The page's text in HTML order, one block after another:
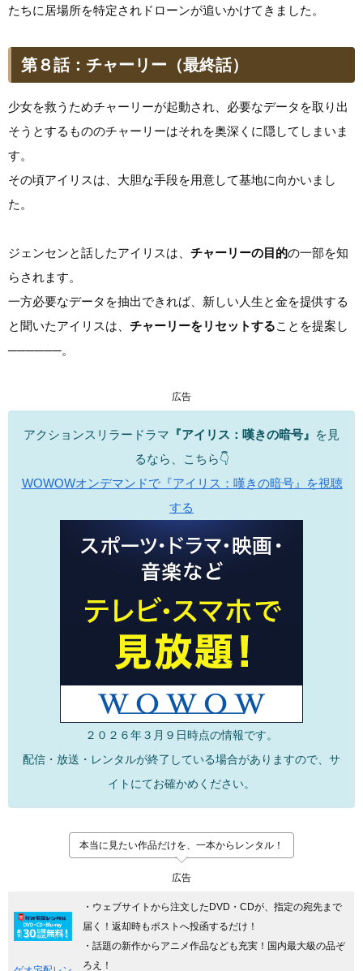
たちに居場所を特定されドローンが追いかけてきました。
第８話：チャーリー（最終話）
少女を救うためチャーリーが起動され、必要なデータを取り出
そうとするもののチャーリーはそれを奥深くに隠してしまいま
す。
その頃アイリスは、大胆な手段を用意して基地に向かいまし
た。
ジェンセンと話したアイリスは、 チャーリーの目的の一部を知
らされます。
一方必要なデータを抽出できれば、新しい人生と金を提供する
と聞いたアイリスは、 チャーリーをリセットすることを提案し
──────。
広告
アクションスリラードラマ 『アイリス：嘆きの暗号』 を見
るなら、こちら👇
WOWOWオンデマンドで『アイリス：嘆きの暗号』を視聴
する
２０２６年３月９日時点の情報です。
配信・放送・レンタルが終了している場合がありますので、サ
イトにてお確かめください。
本当に見たい作品だけを、一本からレンタル！
広告
・ウェブサイトから注文したDVD・CDが、指定の宛先まで
届く！返却時もポストへ投函するだけ！
・話題の新作からアニメ作品なども充実！国内最大級の品ぞ
ろえ！